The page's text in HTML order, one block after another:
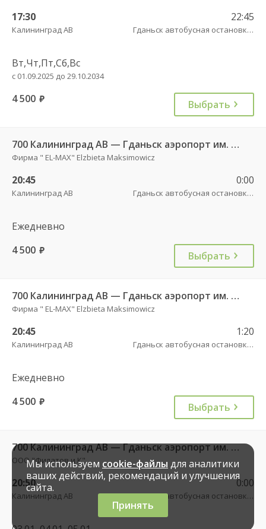
17:30
Калининград АВ
22:45
Гданьск автобусная остановка АВ , ул. 3 Мая, 12
Вт,Чт,Пт,Сб,Вс
с 01.09.2025 до 29.10.2034
4 500 руб. Выбрать
700 Калининград АВ — Гданьск аэропорт им. Леха Валенсы
Фирма " EL-MAX" Elzbieta Maksimowicz
20:45
Калининград АВ
0:00
Гданьск автобусная остановка АВ , ул. 3 Мая, 12
Ежедневно
4 500 руб. Выбрать
700 Калининград АВ — Гданьск аэропорт им. Леха Валенсы
Фирма " EL-MAX" Elzbieta Maksimowicz
20:45
Калининград АВ
1:20
Гданьск автобусная остановка АВ , ул. 3 Мая, 12
Ежедневно
4 500 руб. Выбрать
700 Калининград АВ — Гданьск аэропорт им. Леха Валенсы
ООО "Филатов и К"
20:50
Калининград АВ
0:00
Гданьск автобусная остановка АВ , ул. 3 Мая, 12
Мы используем cookie-файлы для аналитики
ваших действий, рекомендаций и улучшения
сайта.
Принять